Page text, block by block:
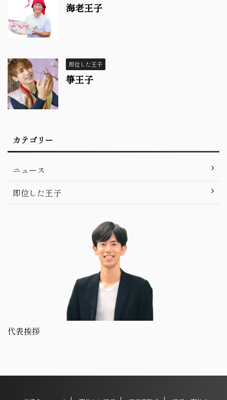
海老王子
即位した王子
箏王子
カテゴリー
ニュース
即位した王子
代表挨拶